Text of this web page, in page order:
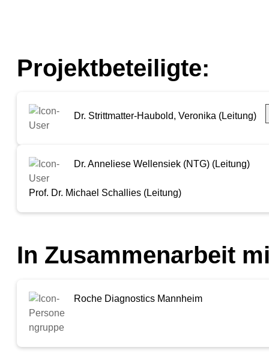
Projektbeteiligte:
Dr. Strittmatter-Haubold, Veronika (Leitung)
Dr. Anneliese Wellensiek (NTG) (Leitung)
Prof. Dr. Michael Schallies (Leitung)
In Zusammenarbeit
Roche Diagnostics Mannheim